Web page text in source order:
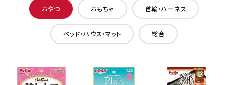
おやつ おもちゃ 首輪・ハーネス
ベッド・ハウス・マット 総合